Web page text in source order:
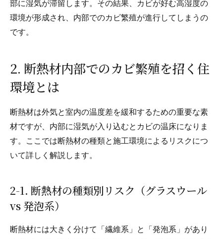
部に湿気が滞留します。その結果、カビが好む高湿度の
環境が形成され、内部でのカビ繁殖が進行してしまうの
です。
2. 断熱材内部でのカビ繁殖を招く住
環境とは
断熱材は外気と室内の温度差を緩和するための重要な素
材ですが、内部に湿気が入り込むとカビの温床になりま
す。ここでは断熱材の種類と施工環境によるリスクにつ
いて詳しく解説します。
2-1. 断熱材の種類別リスク（グラスウール
vs 発泡系）
断熱材には大きく分けて「繊維系」と「発泡系」があり